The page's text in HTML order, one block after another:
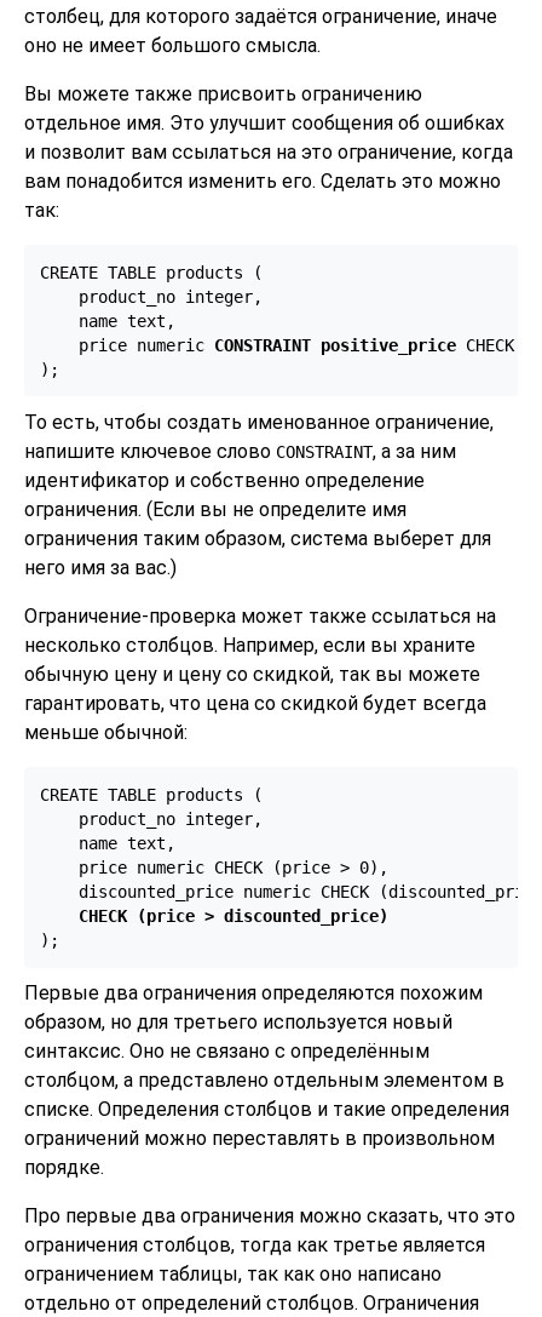
столбец, для которого задаётся ограничение, иначе
оно не имеет большого смысла.
Вы можете также присвоить ограничению
отдельное имя. Это улучшит сообщения об ошибках
и позволит вам ссылаться на это ограничение, когда
вам понадобится изменить его. Сделать это можно
так:
CREATE TABLE products (
    product_no integer,
    name text,
    price numeric
CONSTRAINT positive_price CHECK
);
То есть, чтобы создать именованное ограничение,
напишите ключевое слово CONSTRAINT, а за ним
идентификатор и собственно определение
ограничения. (Если вы не определите имя
ограничения таким образом, система выберет для
него имя за вас.)
Ограничение-проверка может также ссылаться на
несколько столбцов. Например, если вы храните
обычную цену и цену со скидкой, так вы можете
гарантировать, что цена со скидкой будет всегда
меньше обычной:
CREATE TABLE products (
    product_no integer,
    name text,
    price numeric CHECK (price > 0),
discounted_price numeric CHECK
CHECK (price > discounted_price)
);
Первые два ограничения определяются похожим
образом, но для третьего используется новый
синтаксис. Оно не связано с определённым
столбцом, а представлено отдельным элементом в
списке. Определения столбцов и такие определения
ограничений можно переставлять в произвольном
порядке.
Про первые два ограничения можно сказать, что это
ограничения столбцов, тогда как третье является
ограничением таблицы, так как оно написано
отдельно от определений столбцов. Ограничения